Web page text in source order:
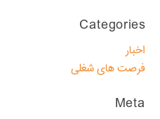
Categories
اخبار
فرصت های شغلی
Meta